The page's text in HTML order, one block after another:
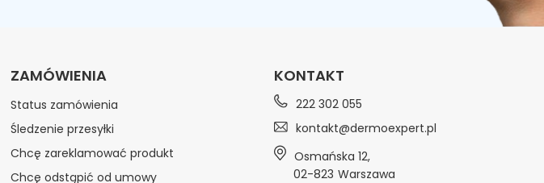
ZAMÓWIENIA
Status zamówienia
Śledzenie przesyłki
Chcę zareklamować produkt
Chcę odstąpić od umowy
KONTAKT
222 302 055
kontakt@dermoexpert.pl
Osmańska 12,
02-823 Warszawa